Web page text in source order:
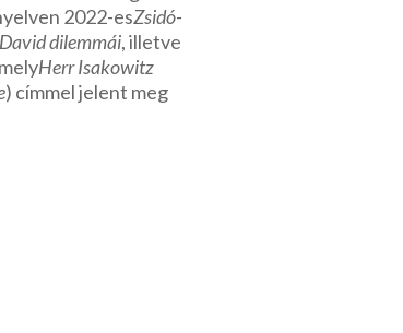
2022-esZsidó-
dilemmái, illetve
Herr Isakowitz
) címmel jelent meg